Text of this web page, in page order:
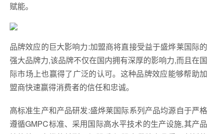
赋能。
品牌效应的巨大影响力:加盟商将直接受益于盛烨莱国际的
强大品牌力,该品牌不仅在国内拥有深厚的影响力,而且在国
际市场上也赢得了广泛的认可。这种品牌效应能够帮助加
盟商快速赢得消费者的信任和忠诚。
高标准生产和产品研发:盛烨莱国际系列产品均源自于严格
遵循GMPC标准、采用国际高水平技术的生产设施,其产品